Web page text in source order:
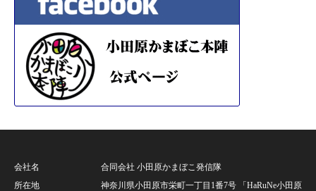
会社名
合同会社 小田原かまぼこ発信隊
所在地
神奈川県小田原市栄町一丁目1番7号 「HaRuNe小田原